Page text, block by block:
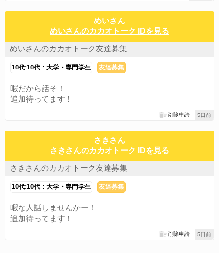
めいさん
めいさんのカカオトーク IDを見る
めいさんのカカオトーク友達募集
10代:10代：大学・専門学生 友達募集
暇だから話そ！
追加待ってます！
5日前
削除申請
さきさん
さきさんのカカオトーク IDを見る
さきさんのカカオトーク友達募集
10代:10代：大学・専門学生 友達募集
暇な人話しませんかー！
追加待ってます！
5日前
削除申請